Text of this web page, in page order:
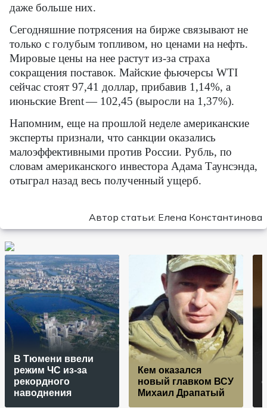
даже больше них.
Сегодняшние потрясения на бирже связывают не
только с голубым топливом, но ценами на нефть.
Мировые цены на нее растут из-за страха
сокращения поставок. Майские фьючерсы WTI
сейчас стоят 97,41 доллар, прибавив 1,14%, а
июньские Brent— 102,45 (выросли на 1,37%).
Напомним, еще на прошлой неделе американские
эксперты признали, что санкции оказались
малоэффективными против России. Рубль, по
словам американского инвестора Адама Таунсэнда,
отыграл назад весь полученный ущерб.
Автор статьи: Елена Константинова
В Тюмени ввели
режим ЧС из-за
рекордного
наводнения
Кем оказался
новый главком ВСУ
Михаил Драпатый